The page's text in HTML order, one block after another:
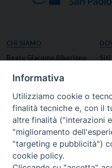
CHI SIAMO
Beato Giacomo Alberione
Missione Paolina
Luoghi delle Origini
Governo Generale
Famiglia Paolina
Siti
Informativa
Utilizziamo cookie o
finalità tecniche e, con il
altre finalità ("interazioni
"miglioramento
"targeting e pubblicità")
cookie policy.